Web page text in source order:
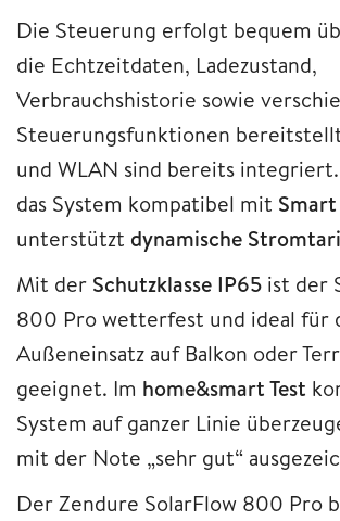
Die Steuerung erfolgt bequem
die Echtzeitdaten, Ladezustand,
Verbrauchshistorie sowie
Steuerungsfunktionen
und WLAN sind bereits
das System kompatibel mit
unterstützt dynamische
Mit der Schutzklasse IP65 ist der
800 Pro wetterfest und ideal für
Außeneinsatz auf Balkon oder
geeignet. Im home&smart Test
System auf ganzer Linie
mit der Note „sehr gut“
Der Zendure SolarFlow 800 Pro